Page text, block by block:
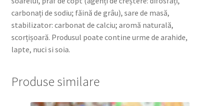
carbonați de sodiu; făină de grâu), sare de masă,
stabilizator: carbonat de calciu; aromă naturală,
scorțișoară. Produsul poate contine urme de arahide,
lapte, nuci si soia.
Produse similare